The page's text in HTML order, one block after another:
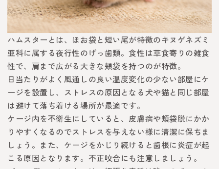
ハムスターとは、ほお袋と短い尾が特徴のキヌゲネズミ
亜科に属する夜行性のげっ歯類。食性は草食寄りの雑食
性で、肩まで広がる大きな頬袋を持つのが特徴。
日当たりがよく風通しの良い温度変化の少ない部屋にケ
ージを設置し、ストレスの原因となる犬や猫と同じ部屋
は避けて落ち着ける場所が最適です。
ケージ内を不衛生にしていると、皮膚病や頬袋脱にかか
りやすくなるのでストレスを与えない様に清潔に保ちま
しょう。また、ケージをかじり続けると歯根に炎症が起
こる原因となります。不正咬合にも注意しましょう。